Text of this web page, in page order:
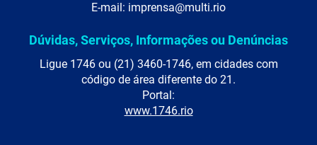
E-mail: imprensa@multi.rio
Dúvidas, Serviços, Informações ou Denúncias
Ligue 1746 ou (21) 3460-1746, em cidades com
código de área diferente do 21.
Portal:
www.1746.rio